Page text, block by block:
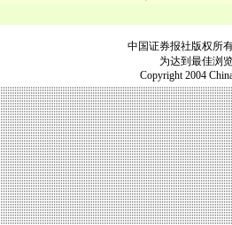
中国证券报社版权所
为达到最佳浏
Copyright 2004